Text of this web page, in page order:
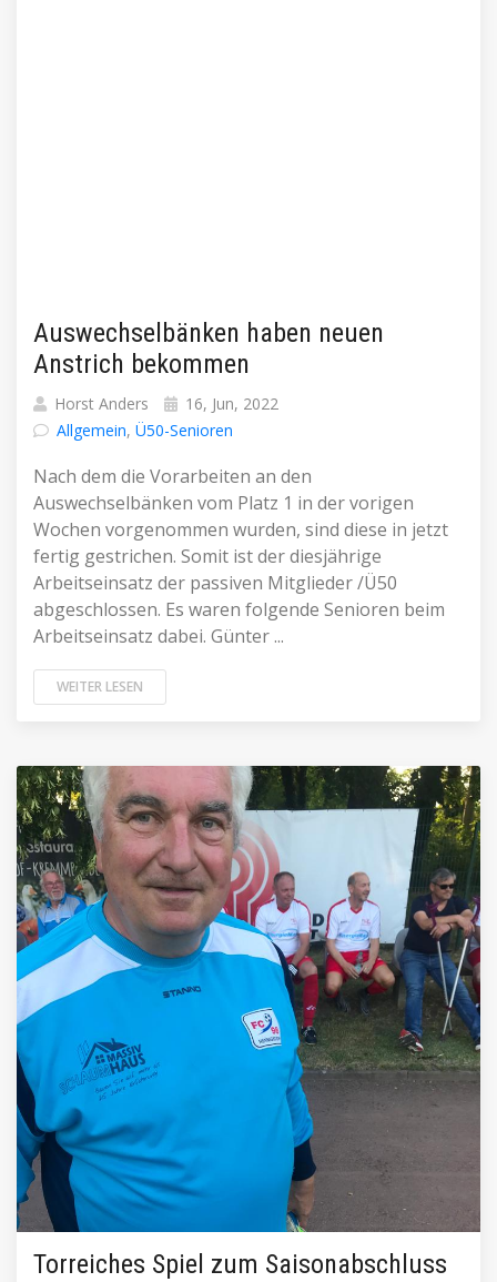
Auswechselbänken haben neuen
Anstrich bekommen
Horst Anders
16, Jun, 2022
Allgemein, Ü50-Senioren
Nach dem die Vorarbeiten an den
Auswechselbänken vom Platz 1 in der vorigen
Wochen vorgenommen wurden, sind diese in jetzt
fertig gestrichen. Somit ist der diesjährige
Arbeitseinsatz der passiven Mitglieder /Ü50
abgeschlossen. Es waren folgende Senioren beim
Arbeitseinsatz dabei. Günter ...
WEITER LESEN
Torreiches Spiel zum Saisonabschluss